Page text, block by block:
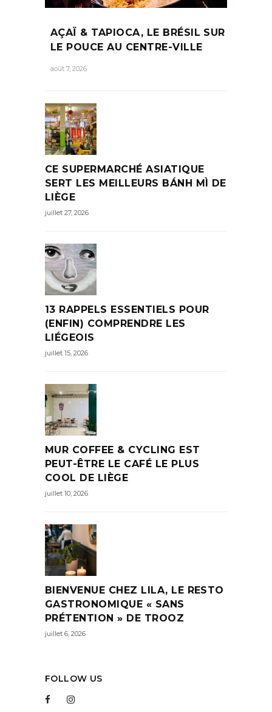
AÇAÏ & TAPIOCA, LE BRÉSIL SUR
LE POUCE AU CENTRE-VILLE
août 7, 2026
CE SUPERMARCHÉ ASIATIQUE
SERT LES MEILLEURS BÁNH MÌ DE
LIÈGE
juillet 27, 2026
13 RAPPELS ESSENTIELS POUR
(ENFIN) COMPRENDRE LES
LIÉGEOIS
juillet 15, 2026
MUR COFFEE & CYCLING EST
PEUT-ÊTRE LE CAFÉ LE PLUS
COOL DE LIÈGE
juillet 10, 2026
BIENVENUE CHEZ LILA, LE RESTO
GASTRONOMIQUE « SANS
PRÉTENTION » DE TROOZ
juillet 6, 2026
FOLLOW US